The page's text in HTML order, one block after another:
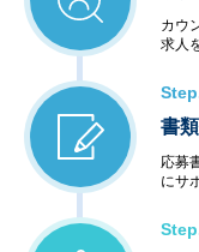
カウ
求人
書
応募
にサ